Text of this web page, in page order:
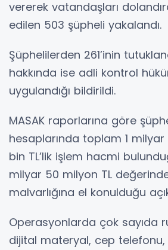
vererek vatandaşları
edilen 503 şüpheli yakalandı.
Şüphelilerden 261’inin
hakkında ise adli kontrol
uygulandığı bildirildi.
MASAK raporlarına göre
hesaplarında toplam 1 milyar
bin TL’lik işlem hacmi
milyar 50 milyon TL
malvarlığına el konulduğu
Operasyonlarda çok sayıda
dijital materyal, cep